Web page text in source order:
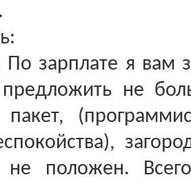
зарплате я вам
не
не положен.